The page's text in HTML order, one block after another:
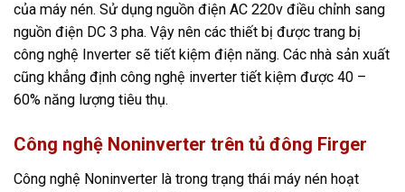
của máy nén. Sử dụng nguồn điện AC 220v điều chỉnh sang
nguồn điện DC 3 pha. Vậy nên các thiết bị được trang bị
công nghệ Inverter sẽ tiết kiệm điện năng. Các nhà sản xuất
cũng khẳng định công nghệ inverter tiết kiệm được 40 –
60% năng lượng tiêu thụ.
Công nghệ Noninverter trên tủ đông Firger
Công nghệ Noninverter là trong trạng thái máy nén hoạt